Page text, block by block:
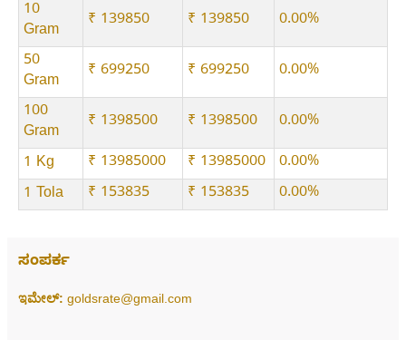
10
Gram
₹ 139850 ₹ 139850 0.00%
50
Gram
₹ 699250 ₹ 699250 0.00%
100
Gram
₹ 1398500 ₹ 1398500 0.00%
1 Kg ₹ 13985000 ₹ 13985000
0.00%
1 Tola
₹ 153835 ₹ 153835 0.00%
ಸಂಪರ್ಕ
ಇಮೇಲ್: goldsrate@gmail.com